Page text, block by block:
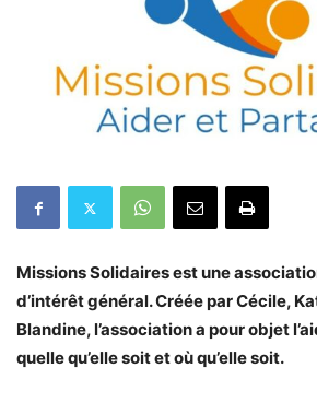
Missions Solidaires est une
d’intérêt général. Créée par Cécile,
Blandine, l’association a pour objet
quelle qu’elle soit et où qu’elle soit.